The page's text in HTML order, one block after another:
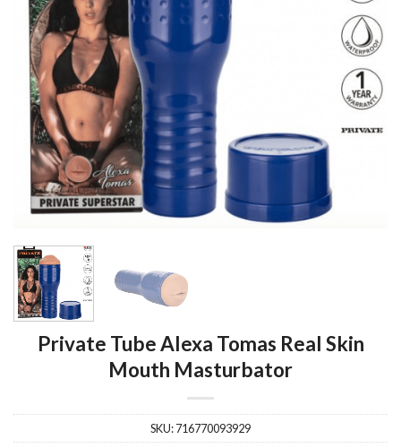
Private Tube Alexa Tomas Real Skin
Mouth Masturbator
SKU:716770093929